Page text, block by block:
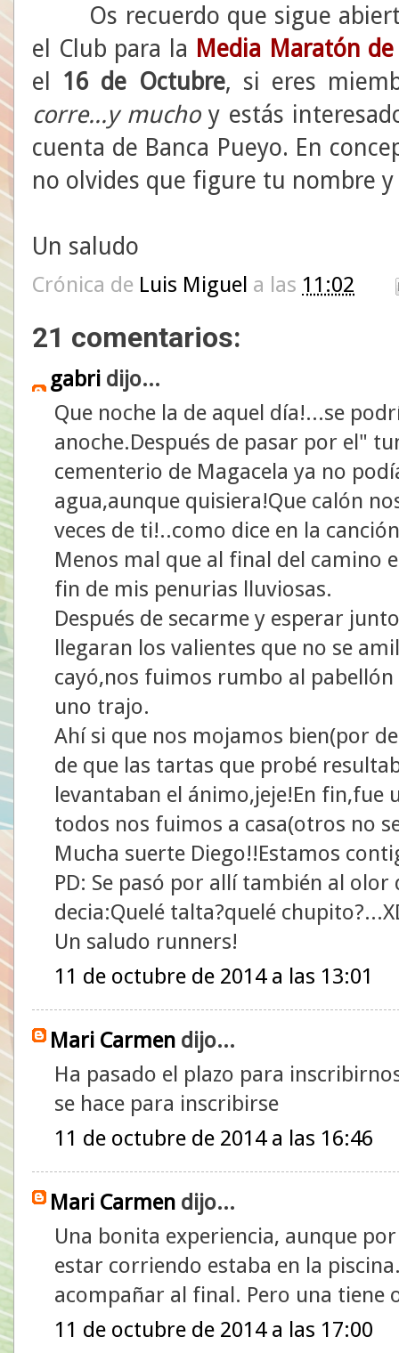
Os recuerdo que sigue
el Club para la Media Maratón
el 16 de Octubre, si eres
corre...y muchoy estás
cuenta de Banca Pueyo. En
no olvides que figure tu nombre y
Un saludo
Crónica de Luis Miguel a las 11:02
21 comentarios:
gabri dijo...
Que noche la de aquel día!...se
anoche.Después de pasar por el"
cementerio de Magacela ya no
agua,aunque quisiera!Que calón
veces de ti!..como dice en la
Menos mal que al final del camino
fin de mis penurias lluviosas.
Después de secarme y esperar
llegaran los valientes que no se
cayó,nos fuimos rumbo al
uno trajo.
Ahí si que nos mojamos bien(por
de que las tartas que probé
levantaban el ánimo,jeje!En fin,fue
todos nos fuimos a casa(otros no
Mucha suerte Diego!!Estamos
PD: Se pasó por allí también al
decia:Quelé talta?quelé
Un saludo runners!
11 de octubre de 2014 a las 13:01
Mari Carmen dijo...
Ha pasado el plazo para
se hace para inscribirse
11 de octubre de 2014 a las 16:46
Mari Carmen dijo...
Una bonita experiencia, aunque
estar corriendo estaba en la
acompañar al final. Pero una tiene
11 de octubre de 2014 a las 17:00